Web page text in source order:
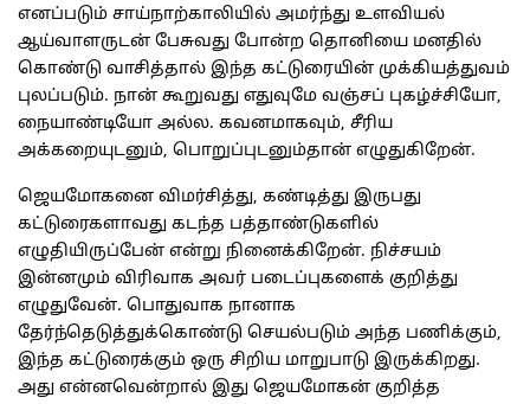
எனப்படும் சாய்நாற்காலியில் அமர்ந்து உளவியல்
ஆய்வாளருடன் பேசுவது போன்ற தொனியை மனதில்
கொண்டு வாசித்தால் இந்த கட்டுரையின் முக்கியத்துவம்
புலப்படும். நான் கூறுவது எதுவுமே வஞ்சப் புகழ்ச்சியோ,
நையாண்டியோ அல்ல. கவனமாகவும், சீரிய
அக்கறையுடனும், பொறுப்புடனும்தான் எழுதுகிறேன்.
ஜெயமோகனை விமர்சித்து, கண்டித்து இருபது
கட்டுரைகளாவது கடந்த பத்தாண்டுகளில்
எழுதியிருப்பேன் என்று நினைக்கிறேன். நிச்சயம்
இன்னமும் விரிவாக அவர் படைப்புகளைக் குறித்து
எழுதுவேன். பொதுவாக நானாக
தேர்ந்தெடுத்துக்கொண்டு செயல்படும் அந்த பணிக்கும்,
இந்த கட்டுரைக்கும் ஒரு சிறிய மாறுபாடு இருக்கிறது.
அது என்னவென்றால் இது ஜெயமோகன் குறித்த